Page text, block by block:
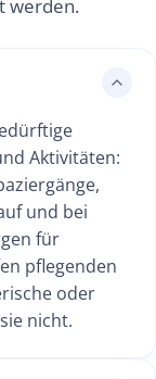
werden.
Aktivitäten:
und bei
für
pflegenden
oder
nicht.